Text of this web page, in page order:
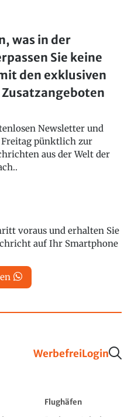
was in der
Sie keine
den exklusiven
Newsletter und
pünktlich zur
aus der Welt der
voraus und erhalten Sie
auf Ihr Smartphone
WerbefreiLogin
Flughäfen